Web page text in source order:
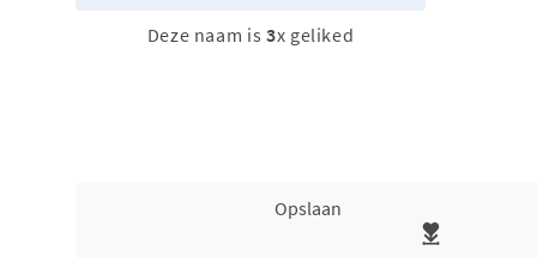
Deze naam is 3x geliked
Opslaan